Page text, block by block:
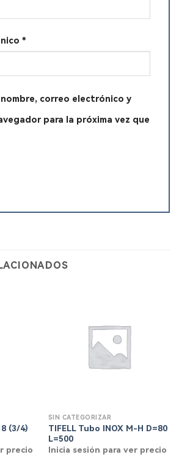
*
nombre, correo electrónico y
para la próxima vez que
(3/4)
precio
SIN CATEGORIZAR
TIFELL Tubo INOX M-H D=80
L=500
Inicia sesión para ver precio